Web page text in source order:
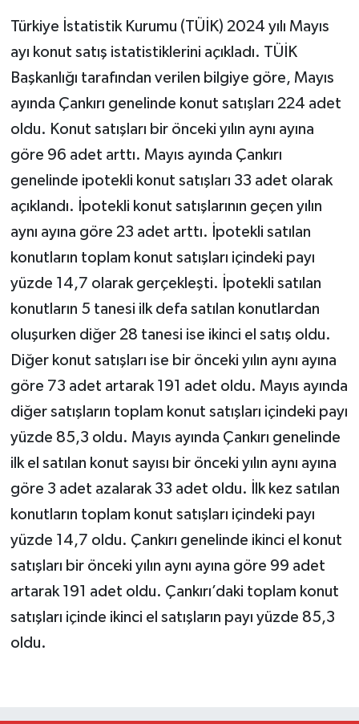
Türkiye İstatistik Kurumu (TÜİK) 2024 yılı Mayıs
ayı konut satış istatistiklerini açıkladı. TÜİK
Başkanlığı tarafından verilen bilgiye göre, Mayıs
ayında Çankırı genelinde konut satışları 224 adet
oldu. Konut satışları bir önceki yılın aynı ayına
göre 96 adet arttı. Mayıs ayında Çankırı
genelinde ipotekli konut satışları 33 adet olarak
açıklandı. İpotekli konut satışlarının geçen yılın
aynı ayına göre 23 adet arttı. İpotekli satılan
konutların toplam konut satışları içindeki payı
yüzde 14,7 olarak gerçekleşti. İpotekli satılan
konutların 5 tanesi ilk defa satılan konutlardan
oluşurken diğer 28 tanesi ise ikinci el satış oldu.
Diğer konut satışları ise bir önceki yılın aynı ayına
göre 73 adet artarak 191 adet oldu. Mayıs ayında
diğer satışların toplam konut satışları içindeki payı
yüzde 85,3 oldu. Mayıs ayında Çankırı genelinde
ilk el satılan konut sayısı bir önceki yılın aynı ayına
göre 3 adet azalarak 33 adet oldu. İlk kez satılan
konutların toplam konut satışları içindeki payı
yüzde 14,7 oldu. Çankırı genelinde ikinci el konut
satışları bir önceki yılın aynı ayına göre 99 adet
artarak 191 adet oldu. Çankırı’daki toplam konut
satışları içinde ikinci el satışların payı yüzde 85,3
oldu.